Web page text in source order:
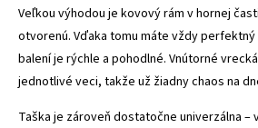
Veľkou výhodou je kovový rám v hornej
otvorenú. Vďaka tomu máte vždy
balení je rýchle a pohodlné. Vnútorné
jednotlivé veci, takže už žiadny chaos na
Taška je zároveň dostatočne univerzálna –